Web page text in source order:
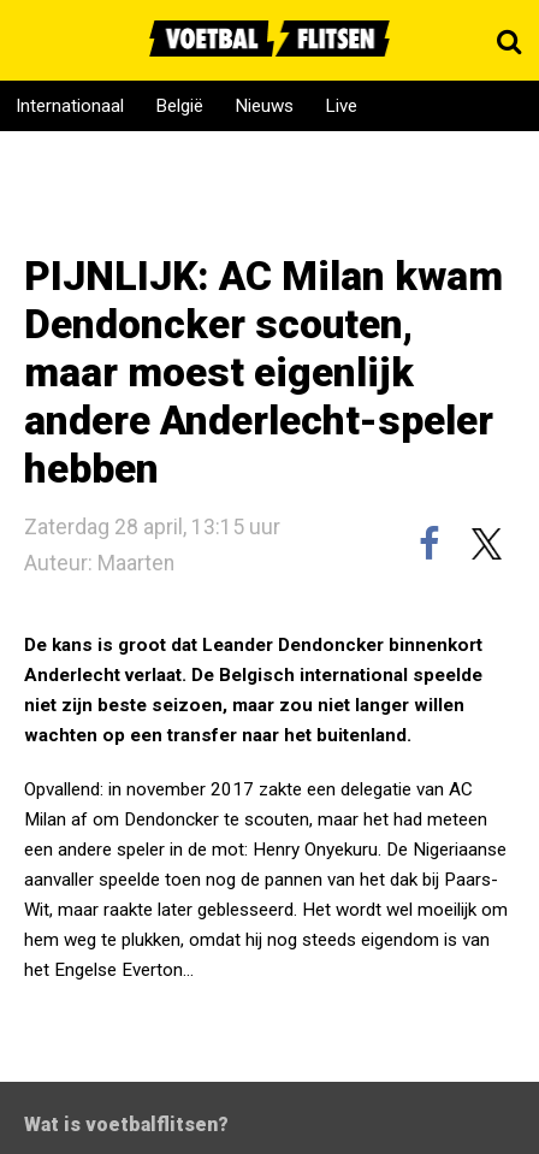
Internationaal België Nieuws Live
PIJNLIJK: AC Milan kwam
Dendoncker scouten,
maar moest eigenlijk
andere Anderlecht-speler
hebben
Zaterdag 28 april, 13:15 uur
Auteur: Maarten
De kans is groot dat Leander Dendoncker binnenkort
Anderlecht verlaat. De Belgisch international speelde
niet zijn beste seizoen, maar zou niet langer willen
wachten op een transfer naar het buitenland.
Opvallend: in november 2017 zakte een delegatie van AC
Milan af om Dendoncker te scouten, maar het had meteen
een andere speler in de mot: Henry Onyekuru. De Nigeriaanse
aanvaller speelde toen nog de pannen van het dak bij Paars-
Wit, maar raakte later geblesseerd. Het wordt wel moeilijk om
hem weg te plukken, omdat hij nog steeds eigendom is van
het Engelse Everton...
Wat is voetbalflitsen?